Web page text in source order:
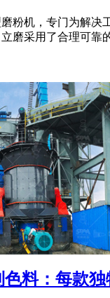
粉机，专门为解决
磨采用了合理可靠
色料：每款